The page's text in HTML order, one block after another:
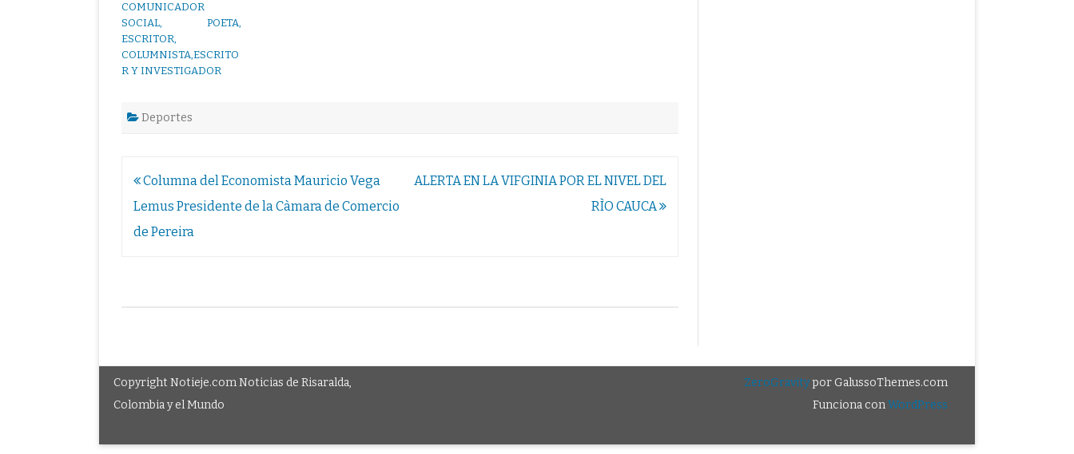
COMUNICADOR
SOCIAL, POETA,
ESCRITOR,
COLUMNISTA,ESCRITO
R Y INVESTIGADOR
Deportes
Navegación
de
entradas
Columna del Economista Mauricio Vega
Lemus Presidente de la Càmara de Comercio
de Pereira
ALERTA EN LA VIFGINIA POR EL NIVEL DEL
RÌO CAUCA
Copyright Notieje.com Noticias de Risaralda,
Colombia y el Mundo
ZeroGravitypor GalussoThemes.com
Funciona conWordPress